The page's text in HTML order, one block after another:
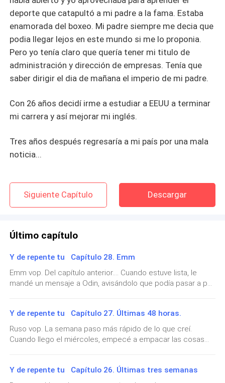
deporte que catapultó a mi padre a la fama. Estaba
enamorada del boxeo. Mi padre siempre me decia que
podia llegar lejos en este mundo si me lo proponia.
Pero yo tenía claro que quería tener mi titulo de
administración y dirección de empresas. Tenía que
saber dirigir el dia de mañana el imperio de mi padre.
Con 26 años decidí irme a estudiar a EEUU a terminar
mi carrera y así mejorar mi inglés.
Tres años después regresaría a mi país por una mala
noticia...
Desplegar
Siguiente Capítulo Descargar
Último capítulo
Y de repente tu Capítulo 28. Emm
Emm vop. Del capítulo anterior…. Cuando estuve lista, le
mandé un mensaje a Odin, avisándolo que podía pasar a por
Cuando Odin llegó, nos fuimos a su coche. Nos pusimos al
día de todo lo que había pasado. Me contó que les fue muy
bien en el viaje que les organicé. Estaba feliz por ellos, y a
Diana se la veía feliz. Pasaron unos 45 minutos cuando nos
habían abierto hacia relativamente poco tiempo. Cuando
Y de repente tu Capítulo 27. Últimas 48 horas.
Ruso vop. La semana paso más rápido de lo que creí.
Cuando llego el miércoles, empecé a empacar las cosas
estuviese todo ahí. Terminé de bajar las cajas, y me fui a
Y de repente tu Capítulo 26. Últimas tres semanas